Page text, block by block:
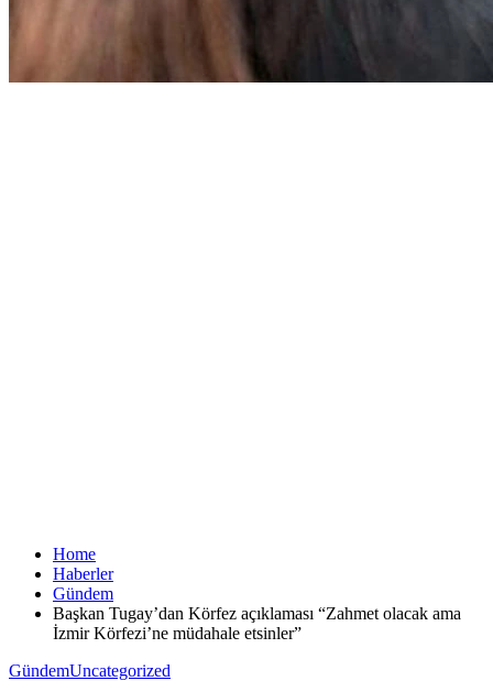
Home
Haberler
Gündem
Başkan Tugay’dan Körfez açıklaması “Zahmet olacak ama
İzmir Körfezi’ne müdahale etsinler”
GündemUncategorized